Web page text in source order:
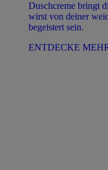
Duschcreme bringt
wirst von deiner
begeistert sein.
ENTDECKE